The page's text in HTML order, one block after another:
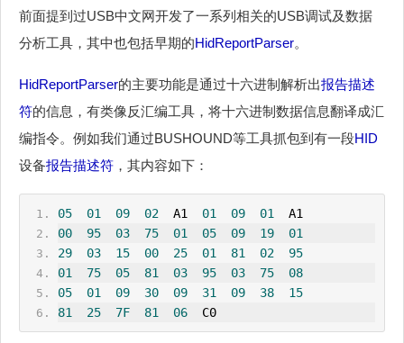
前面提到过USB中文网开发了一系列相关的USB调试及数据
分析工具，其中也包括早期的HidReportParser。
HidReportParser的主要功能是通过十六进制解析出报告描述
符的信息，有类像反汇编工具，将十六进制数据信息翻译成汇
编指令。例如我们通过BUSHOUND等工具抓包到有一段HID
设备报告描述符 ，其内容如下：
05 01 09 02
  A1
01 09 01
  A1
00
95 03 75 01 05 09 19
01
29
03 15 00 25 01 81 02
95
01
75 05 81 03 95 03 75
08
05
01 09 30 09 31 09 38
15
81
25 7F 81 06
  C0